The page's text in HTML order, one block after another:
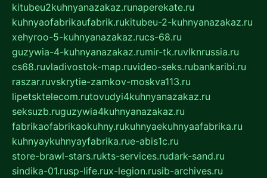
kitubeu2kuhnyanazakaz.runaperekate.ru
kuhnyaofabrikaufabrik.rukitubeu-2-kuhnyanazakaz.ru
xehyroo-5-kuhnyanazakaz.rucs-68.ru
guzywia-4-kuhnyanazakaz.rumir-tk.ruvlknrussia.ru
cs68.ruvladivostok-map.ruvideo-seks.rubankaribi.ru
raszar.ruvskrytie-zamkov-moskva113.ru
lipetsktelecom.rutovudyi4kuhnyanazakaz.ru
seksuzb.ruguzywia4kuhnyanazakaz.ru
fabrikaofabrikaokuhny.rukuhnyaekuhnyaafabrika.ru
kuhnyaykuhnyayfabrika.rue-abis1c.ru
store-brawl-stars.rukts-services.rudark-sand.ru
sindika-01.rusp-life.rux-legion.rusib-archives.ru